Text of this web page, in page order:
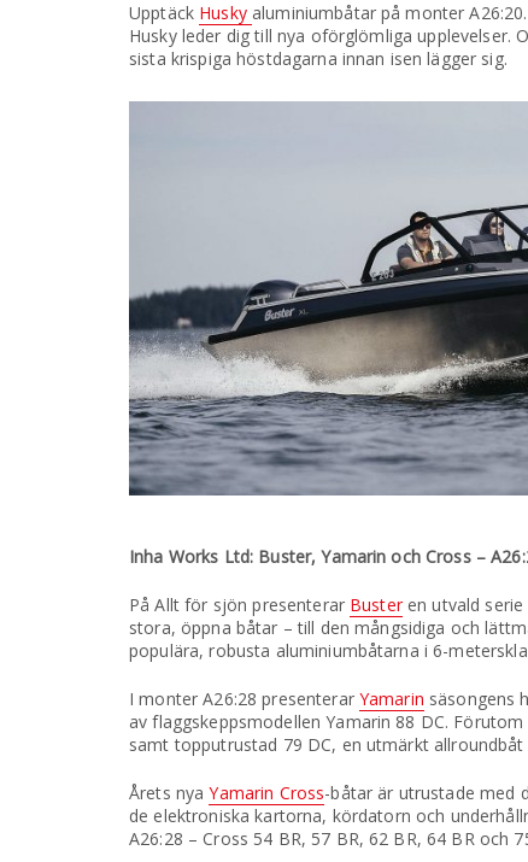
Upptäck Husky aluminiumbåtar på monter
Husky leder dig till nya oförglömliga upplevelser.
sista krispiga höstdagarna innan isen lägger sig.
Inha Works Ltd: Buster, Yamarin och Cross –
På Allt för sjön presenterar Busteren utvald serie
stora, öppna båtar – till den mångsidiga och
populära, robusta aluminiumbåtarna i 6-
I monter A26:28 presenterar Yamarin säsongens
av flaggskeppsmodellen Yamarin 88 DC.
samt topputrustad 79 DC, en utmärkt allroundbåt
Årets nyaYamarin Cross-båtar är utrustade med
de elektroniska kartorna, kördatorn och
A26:28 – Cross 54 BR, 57 BR, 62 BR, 64 BR